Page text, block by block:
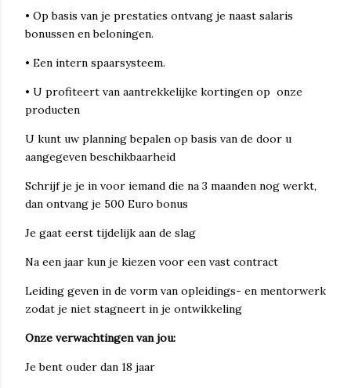
• Op basis van je prestaties ontvang je naast salaris
bonussen en beloningen.
• Een intern spaarsysteem.
• U profiteert van aantrekkelijke kortingen op onze
producten
U kunt uw planning bepalen op basis van de door u
aangegeven beschikbaarheid
Schrijf je je in voor iemand die na 3 maanden nog werkt,
dan ontvang je 500 Euro bonus
Je gaat eerst tijdelijk aan de slag
Na een jaar kun je kiezen voor een vast contract
Leiding geven in de vorm van opleidings- en mentorwerk
zodat je niet stagneert in je ontwikkeling
Onze verwachtingen van jou:
Je bent ouder dan 18 jaar